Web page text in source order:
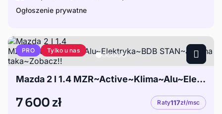
Ogłoszenie prywatne
PRO Tylko u nas
Mazda 2 I 1.4 MZR~Active~Klima~Alu~Elektryka~BDB STAN~Jedyna taka~Zobacz!!
7 600 zł Raty117zł/msc